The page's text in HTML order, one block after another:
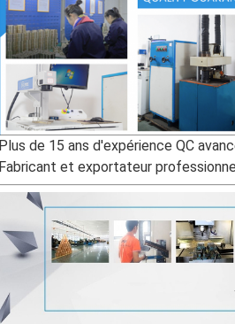
Plus de 15 ans d'expérience QC
Fabricant et exportateur